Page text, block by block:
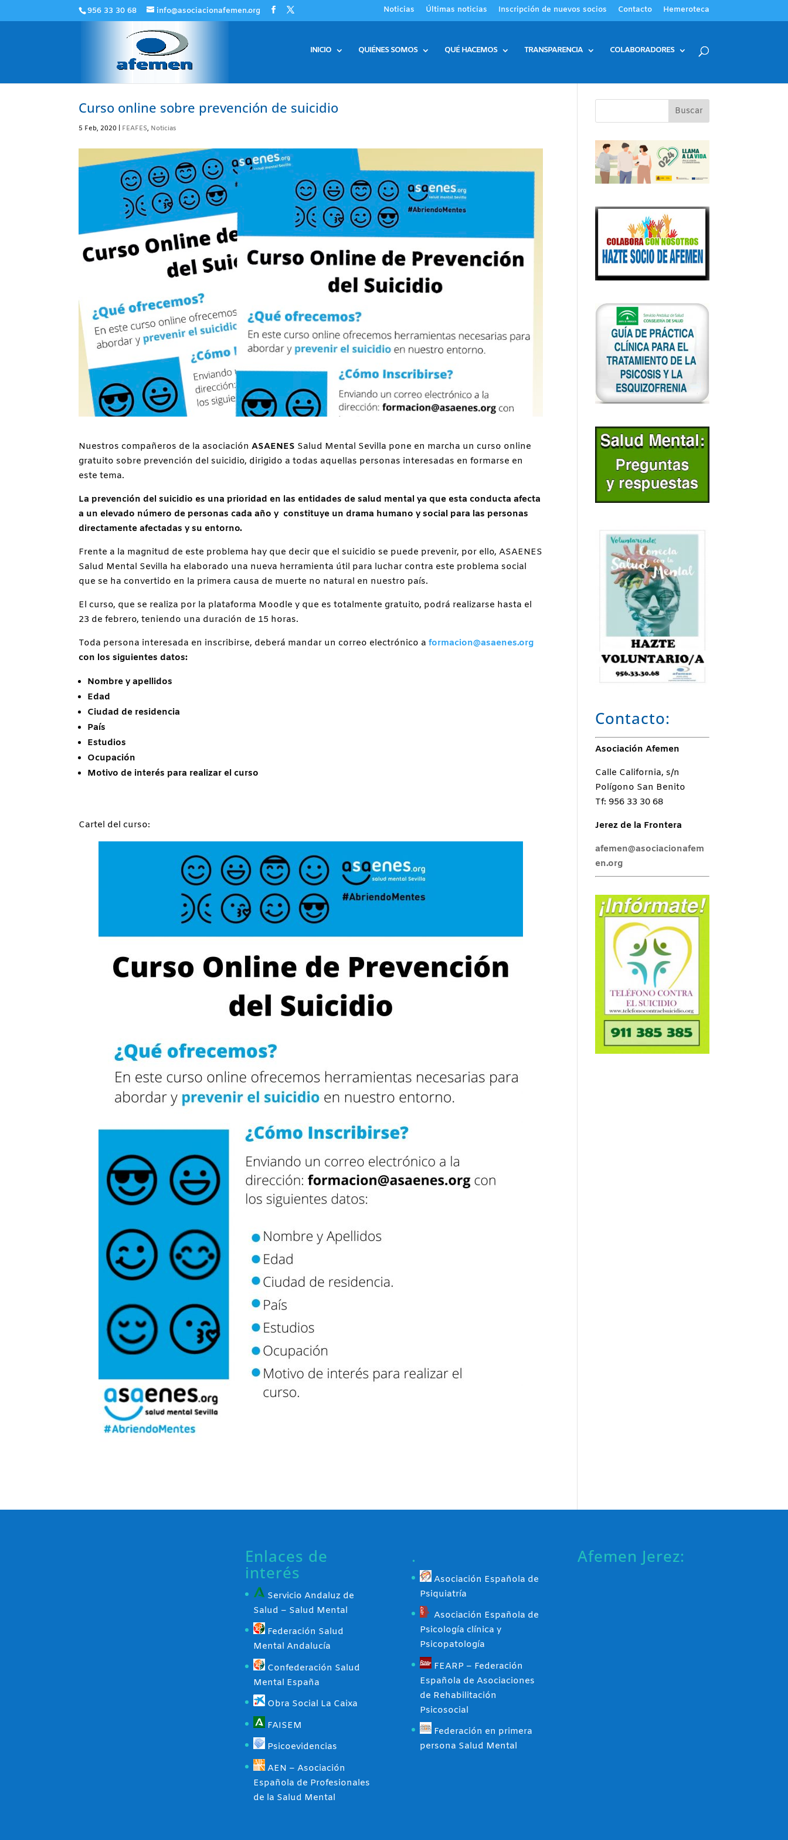
956 33 30 68 info@asociacionafemen.org Noticias Últimas noticias Inscripción de nuevos socios Contacto Hemeroteca
INICIO QUIÉNES SOMOS QUÉ HACEMOS TRANSPARENCIA COLABORADORES
Curso online sobre prevención de suicidio
5 Feb, 2020 FEAFES, Noticias
Nuestros compañeros de la asociaciónASAENES Salud Mental Sevilla pone en marcha un curso online
gratuito sobre prevención del suicidio, dirigido a todas aquellas personas interesadas en formarse en
este tema.
La prevención del suicidio es una prioridad en las entidades de salud mental ya que esta conducta afecta
a un elevado número de personas cada año y constituye un drama humano y social para las personas
directamente afectadas y su entorno.
Frente a la magnitud de este problema hay que decir que el suicidio se puede prevenir, por ello, ASAENES
Salud Mental Sevilla ha elaborado una nueva herramienta útil para luchar contra este problema social
que se ha convertido en la primera causa de muerte no natural en nuestro país.
El curso, que se realiza por la plataforma Moodle y que es totalmente gratuito, podrá realizarse hasta el
23 de febrero, teniendo una duración de 15 horas.
Toda persona interesada en inscribirse, deberá mandar un correo electrónico aformacion@asaenes.org
con los siguientes datos:
Nombre y apellidos
Edad
Ciudad de residencia
País
Estudios
Ocupación
Motivo de interés para realizar el curso
Cartel del curso:
Contacto:
Asociación Afemen
Calle California, s/n
Polígono San Benito
Tf: 956 33 30 68
Jerez de la Frontera
afemen@asociacionafem
en.org
Enlaces de
interés
Servicio Andaluz de
Salud – Salud Mental
Federación Salud
Mental Andalucía
Confederación Salud
Mental España
Obra Social La Caixa
FAISEM
Psicoevidencias
AEN – Asociación
Española de Profesionales
de la Salud Mental
.
Asociación Española de
Psiquiatría
Asociación Española de
Psicología clínica y
Psicopatología
FEARP – Federación
Española de Asociaciones
de Rehabilitación
Psicosocial
Federación en primera
persona Salud Mental
Afemen Jerez: